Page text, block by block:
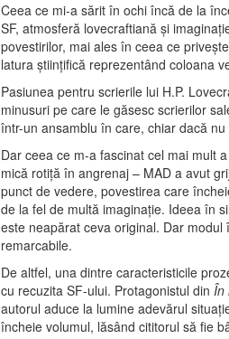
Ceea ce mi-a sărit în ochi încă de la
SF, atmosferă lovecraftiană şi
povestirilor, mai ales în ceea ce
latura ştiinţifică reprezentând coloana
Pasiunea pentru scrierile lui H.P.
minusuri pe care le găsesc scrierilor
într-un ansamblu în care, chiar dacă
Dar ceea ce m-a fascinat cel mai mult
mică rotiţă în angrenaj – MAD a avut
punct de vedere, povestirea care
de la fel de multă imaginaţie. Ideea în
este neapărat ceva original. Dar
remarcabile.
De altfel, una dintre caracteristicile
cu recuzita SF-ului. Protagonistul din În
autorul aduce la lumine adevărul
încheie volumul, lăsând cititorul să fie